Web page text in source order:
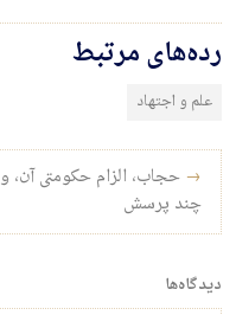
رده‌های مرتبط
علم و اجتهاد
راه‌بری نوشته
→ حجاب، الزام حکومتی آن، و
چند پرسش
دیدگاه‌ها